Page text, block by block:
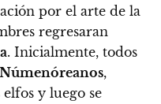
por el arte de la
regresaran
. Inicialmente, todos
Númenóreanos,
y luego se